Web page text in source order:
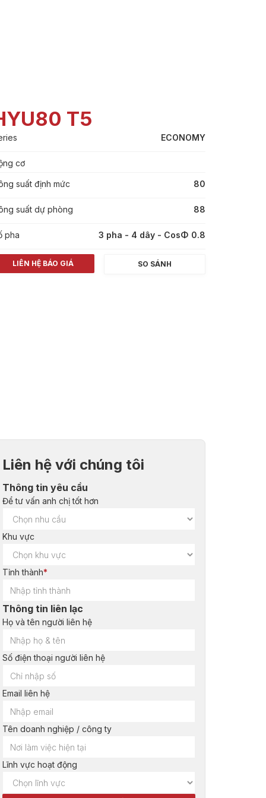
T5
ECONOMY
cơ
suất định mức 80
suất dự phòng 88
pha 3 pha - 4 dây - CosΦ 0.8
LIÊN HỆ BÁO GIÁ SO SÁNH
Liên hệ với chúng tôi
Thông tin yêu cầu
Để tư vấn anh chị tốt hơn
Khu vực
Tỉnh thành*
Thông tin liên lạc
Họ và tên người liên hệ
Số điện thoại người liên hệ
Email liên hệ
Tên doanh nghiệp / công ty
Lĩnh vực hoạt động